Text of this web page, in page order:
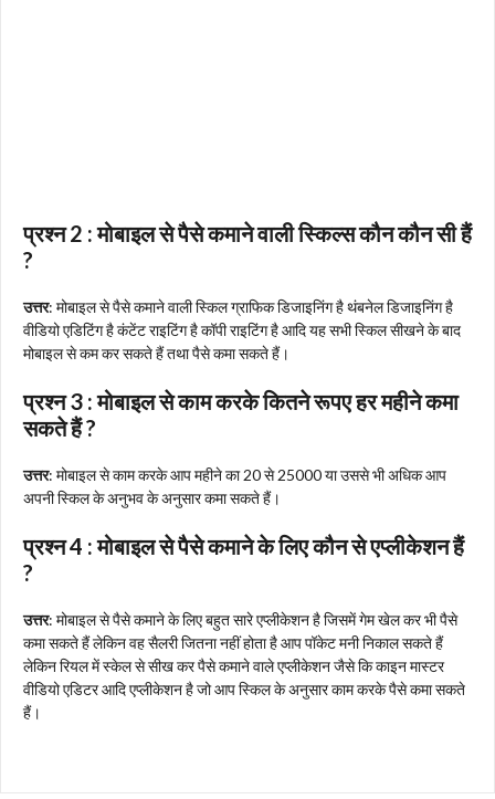
प्रश्न 2 : मोबाइल से पैसे कमाने वाली स्किल्स कौन कौन सी हैं
?
उत्तर: मोबाइल से पैसे कमाने वाली स्किल ग्राफिक डिजाइनिंग है थंबनेल डिजाइनिंग है
वीडियो एडिटिंग है कंटेंट राइटिंग है कॉपी राइटिंग है आदि यह सभी स्किल सीखने के बाद
मोबाइल से कम कर सकते हैं तथा पैसे कमा सकते हैं।
प्रश्न 3 : मोबाइल से काम करके कितने रूपए हर महीने कमा
सकते हैं ?
उत्तर: मोबाइल से काम करके आप महीने का 20 से 25000 या उससे भी अधिक आप
अपनी स्किल के अनुभव के अनुसार कमा सकते हैं।
प्रश्न 4 : मोबाइल से पैसे कमाने के लिए कौन से एप्लीकेशन हैं
?
उत्तर: मोबाइल से पैसे कमाने के लिए बहुत सारे एप्लीकेशन है जिसमें गेम खेल कर भी पैसे
कमा सकते हैं लेकिन वह सैलरी जितना नहीं होता है आप पॉकेट मनी निकाल सकते हैं
लेकिन रियल में स्केल से सीख कर पैसे कमाने वाले एप्लीकेशन जैसे कि काइन मास्टर
वीडियो एडिटर आदि एप्लीकेशन है जो आप स्किल के अनुसार काम करके पैसे कमा सकते
हैं।